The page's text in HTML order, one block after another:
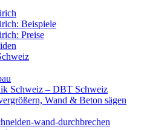
Beispiele
Preise
Schweiz – DBT Schweiz
Wand & Beton sägen
wand-durchbrechen